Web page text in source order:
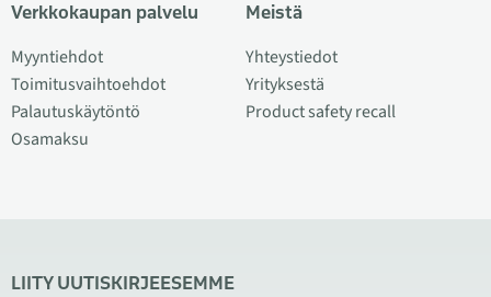
Verkkokaupan palvelu
Myyntiehdot
Toimitusvaihtoehdot
Palautuskäytöntö
Osamaksu
Meistä
Yhteystiedot
Yrityksestä
Product safety recall
LIITY UUTISKIRJEESEMME